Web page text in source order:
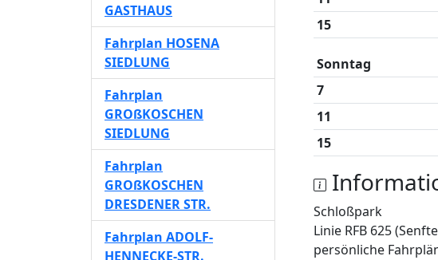
15
Sonntag
7
11
15
Schloßpark
Linie RFB 625
persönliche
GASTHAUS
Fahrplan HOSENA
SIEDLUNG
Fahrplan
GROßKOSCHEN
SIEDLUNG
Fahrplan
GROßKOSCHEN
DRESDENER STR.
Fahrplan ADOLF-
HENNECKE-STR.